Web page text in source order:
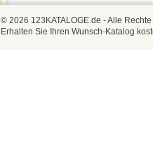
© 2026 123KATALOGE.de - Alle
Erhalten Sie Ihren Wunsch-Katalog